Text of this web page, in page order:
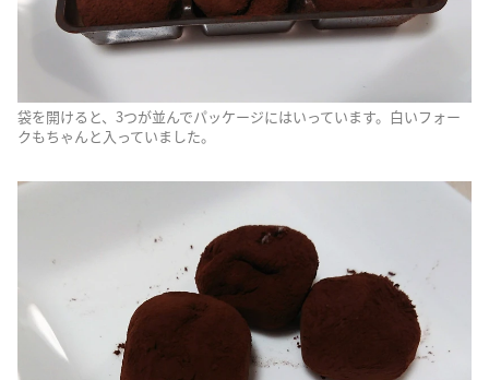
袋を開けると、3つが並んでパッケージにはいっています。白いフォー
クもちゃんと入っていました。